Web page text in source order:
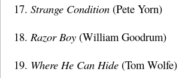
Strange Condition (Pete Yorn)
Razor Boy (William Goodrum)
Where He Can Hide (Tom Wolfe)